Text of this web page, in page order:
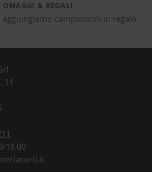
OMAGGI & REGALI
aggiungiamo campioncini in regalo
11
18.00